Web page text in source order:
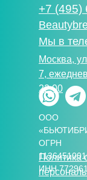
+7 (495)
Москва,
7,
22:00
Мы в
Политика
ООО
ОГРН
ИНН